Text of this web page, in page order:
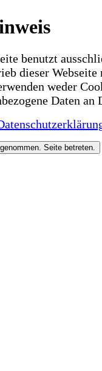
benutzt
dieser
weder
Daten
Seite betreten.